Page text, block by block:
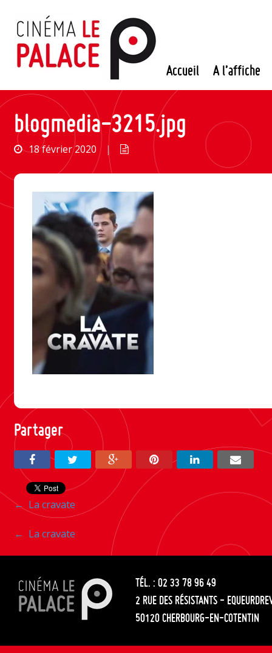
contenu
Accueil A l’affiche
blogmedia-3215.jpg
18 février 2020 |
Partager
Navigation
entre
les
articles
← La cravate
Navigation
entre
les
articles
← La cravate
TÉL. : 02 33 78 96 49
2 RUE DES RÉSISTANTS -
50120 CHERBOURG-EN-COTENTIN